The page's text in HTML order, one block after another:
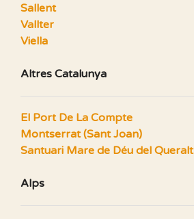
Sallent
Vallter
Viella
Altres Catalunya
El Port De La Compte
Montserrat (Sant Joan)
Santuari Mare de Déu del Queralt
Alps